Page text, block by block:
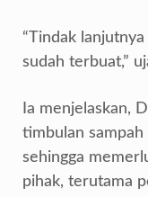
“Tindak
sudah terbuat,”
Ia menjelaskan,
timbulan
sehingga
pihak, terutama